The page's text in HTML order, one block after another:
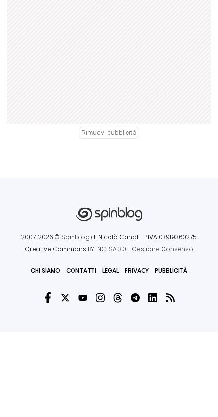
Rimuovi pubblicità
2007-2026 © Spinblog di Nicolò Canal - P.IVA 03919360275
Creative Commons BY-NC-SA 3.0- Gestione Consenso
CHI SIAMO CONTATTI LEGAL PRIVACY PUBBLICITÀ